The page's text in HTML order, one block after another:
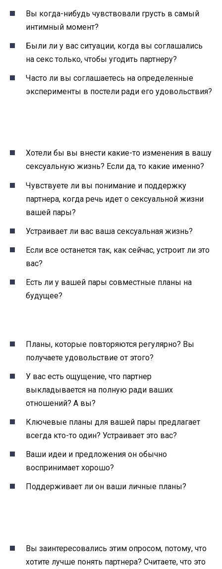
Вы когда-нибудь чувствовали грусть в самый
интимный момент?
Были ли у вас ситуации, когда вы соглашались
на секс только, чтобы угодить партнеру?
Часто ли вы соглашаетесь на определенные
эксперименты в постели ради его удовольствия?
Хотели бы вы внести какие-то изменения в вашу
сексуальную жизнь? Если да, то какие именно?
Чувствуете ли вы понимание и поддержку
партнера, когда речь идет о сексуальной жизни
вашей пары?
Устраивает ли вас ваша сексуальная жизнь?
Если все останется так, как сейчас, устроит ли это
вас?
Есть ли у вашей пары совместные планы на
будущее?
Планы, которые повторяются регулярно? Вы
получаете удовольствие от этого?
У вас есть ощущение, что партнер
выкладывается на полную ради ваших
отношений? А вы?
Ключевые планы для вашей пары предлагает
всегда кто-то один? Устраивает это вас?
Ваши идеи и предложения он обычно
воспринимает хорошо?
Поддерживает ли он ваши личные планы?
​​Вы заинтересовались этим опросом, потому, что
хотите лучше понять партнера? Считаете, что это